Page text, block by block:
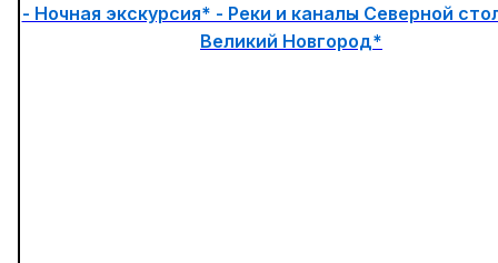
- Ночная экскурсия* - Реки и каналы Северной
Великий Новгород*